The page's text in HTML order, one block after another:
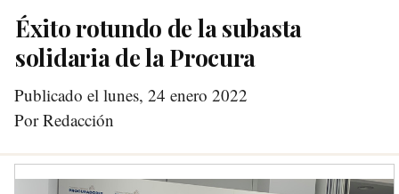
Éxito rotundo de la subasta
solidaria de la Procura
Publicado el lunes, 24 enero 2022
Por Redacción